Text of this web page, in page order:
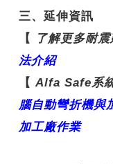
三、延伸資訊
【
了解更多耐
法介紹
【 Alfa Safe系
腦自動彎折機與
加工廠作業